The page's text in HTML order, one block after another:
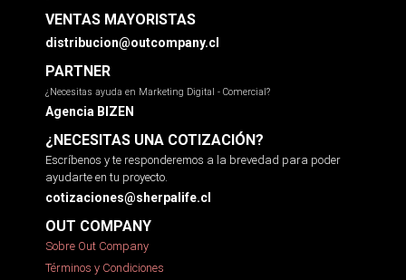
VENTAS MAYORISTAS
distribucion@outcompany.cl
PARTNER
¿Necesitas ayuda en Marketing Digital - Comercial?
Agencia BIZEN
¿NECESITAS UNA COTIZACIÓN?
Escríbenos y te responderemos a la brevedad para poder
ayudarte en tu proyecto.
cotizaciones@sherpalife.cl
OUT COMPANY
Sobre Out Company
Términos y Condiciones